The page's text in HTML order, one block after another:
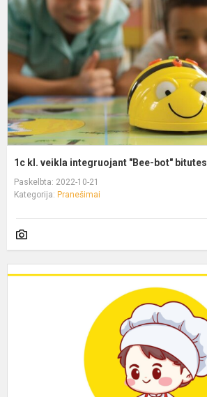
1c kl. veikla integruojant "Bee-bot" bitutes
Paskelbta: 2022-10-21
Kategorija: Pranešimai